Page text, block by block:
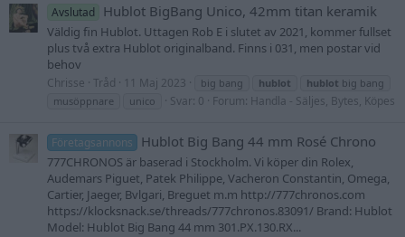
Avslutad Hublot BigBang Unico, 42mm titan keramik
Väldig fin Hublot. Uttagen Rob E i slutet av 2021, kommer fullset
plus två extra Hublot originalband. Finns i 031, men postar vid
behov
Chrisse Tråd 11 Maj 2023 big bang hublot hublot big bang
musöppnare
unico Svar: 0 Forum: Handla - Säljes, Bytes, Köpes
Företagsannons Hublot Big Bang 44 mm Rosé Chrono
777CHRONOS är baserad i Stockholm. Vi köper din Rolex,
Audemars Piguet, Patek Philippe, Vacheron Constantin, Omega,
Cartier, Jaeger, Bvlgari, Breguet m.m http://777chronos.com
https://klocksnack.se/threads/777chronos.83091/ Brand: Hublot
Model: Hublot Big Bang 44 mm 301.PX.130.RX...